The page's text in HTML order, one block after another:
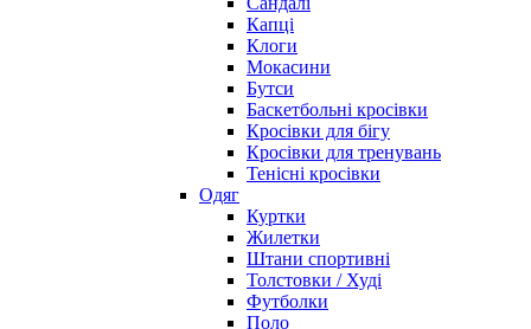
Капці
Клоги
Мокасини
Бутси
Баскетбольні кросівки
Кросівки для бігу
Кросівки для тренувань
Тенісні кросівки
Одяг
Куртки
Жилетки
Штани спортивні
Толстовки / Худі
Футболки
Поло